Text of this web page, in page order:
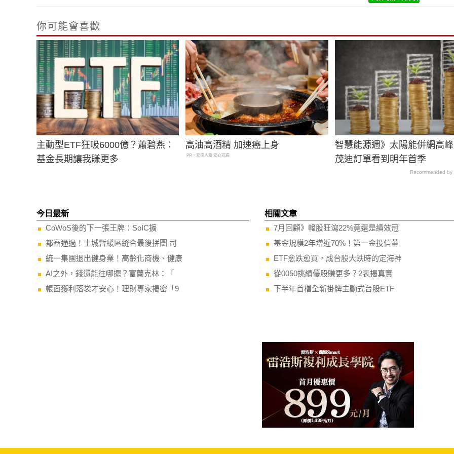
你可能會喜歡
主動型ETF狂吸6000億？蕭碧燕：
基金長期讓我賺更多
高油高酒精 加速癌上身
PR・安達人壽 安心抗癌
智慧能源週》太陽能併網高
茂迪訂單看到明年首季
Recommended by
今日最新
CoWoS後的下一張王牌：SoIC擴
都審通過！土城暫緩區縫合最後拼圖 司
統一集團退出健身業！高齡化商機、健康
AI之外，錢還能往哪擺？富蘭克林：「
帳面獲利落袋才安心！理財專家揭密「9
相關文章
7月回顧》韓股狂瀉22%竟還是績效冠
基金規模2年增近70%！第一金投信董
ETF愈跌愈買，成台股大跌時的定海神
從0050挑績優股賺更多？2表揭真實
下半年首檔全新掛牌主動式台股ETF